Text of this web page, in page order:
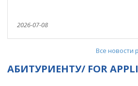
2026-07-08
Все новости
АБИТУРИЕНТУ/ FOR